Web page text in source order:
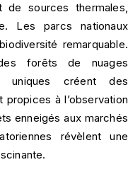
sources thermales,
Les parcs nationaux
remarquable.
forêts de nuages
uniques créent des
à l’observation
enneigés aux marchés
révèlent une